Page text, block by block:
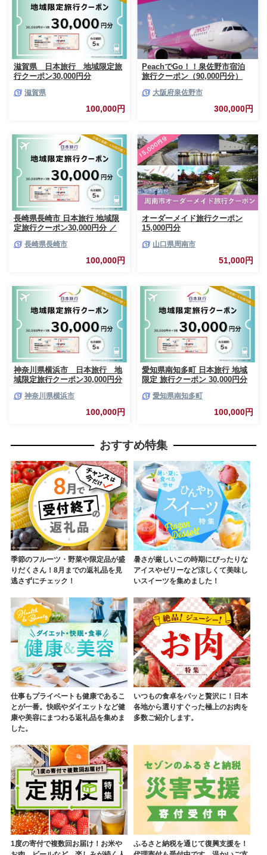
滋賀県 日本旅行 地域限定旅
行クーポン30,000円分
滋賀県
100,000円
PeachでGo！！泉佐野市宿泊
旅行クーポン（90,000円分）
099H387
大阪府泉佐野市
300,000円
長崎県長崎市 日本旅行 地域限
定旅行クーポン30,000円分 ／
光 旅行 旅行券 長崎県 長崎市
長崎県長崎市
100,000円
オーダーメイド旅行クーポン
15,000円分
山口県周南市
51,000円
神奈川県横浜市 日本旅行 地
域限定旅行クーポン30,000円分
神奈川県横浜市
100,000円
愛知県南知多町 日本旅行 地域
限定 旅行クーポン 30,000円分
アウトドア 温泉 リフレッシュ
家族 友人 カップル 愛知 南知多
愛知県南知多町
100,000円
おすすめ特集
季節のフルーツ・野菜や限定品が盛
りだくさん！8月までの返礼品を見
逃さずにチェック！
暑さが厳しいこの時期にぴったりな
アイスやゼリーなど涼しくて美味し
いスイーツを集めました！
仕事もプライベートも健康であるこ
とが一番。快眠やダイエットなど健
康や美容にまつわる返礼品を集めま
した。
いつもの食卓をパッと贅沢に！日本
各地から選りすぐった極上のお肉を
多数ご紹介します。
1度の寄付で複数回お届け！お米や
ふるさと納税を通じて復興支援を！